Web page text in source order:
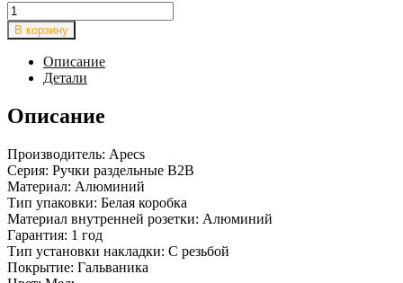
Количество
товара
Ручки
дверные
A-
AC
105)
(B2B)
В корзину
Описание
Детали
Описание
Производитель: Apecs
Серия: Ручки раздельные В2В
Материал: Алюминий
Тип упаковки: Белая коробка
Материал внутренней розетки: Алюминий
Гарантия: 1 год
Тип установки накладки: С резьбой
Покрытие: Гальваника